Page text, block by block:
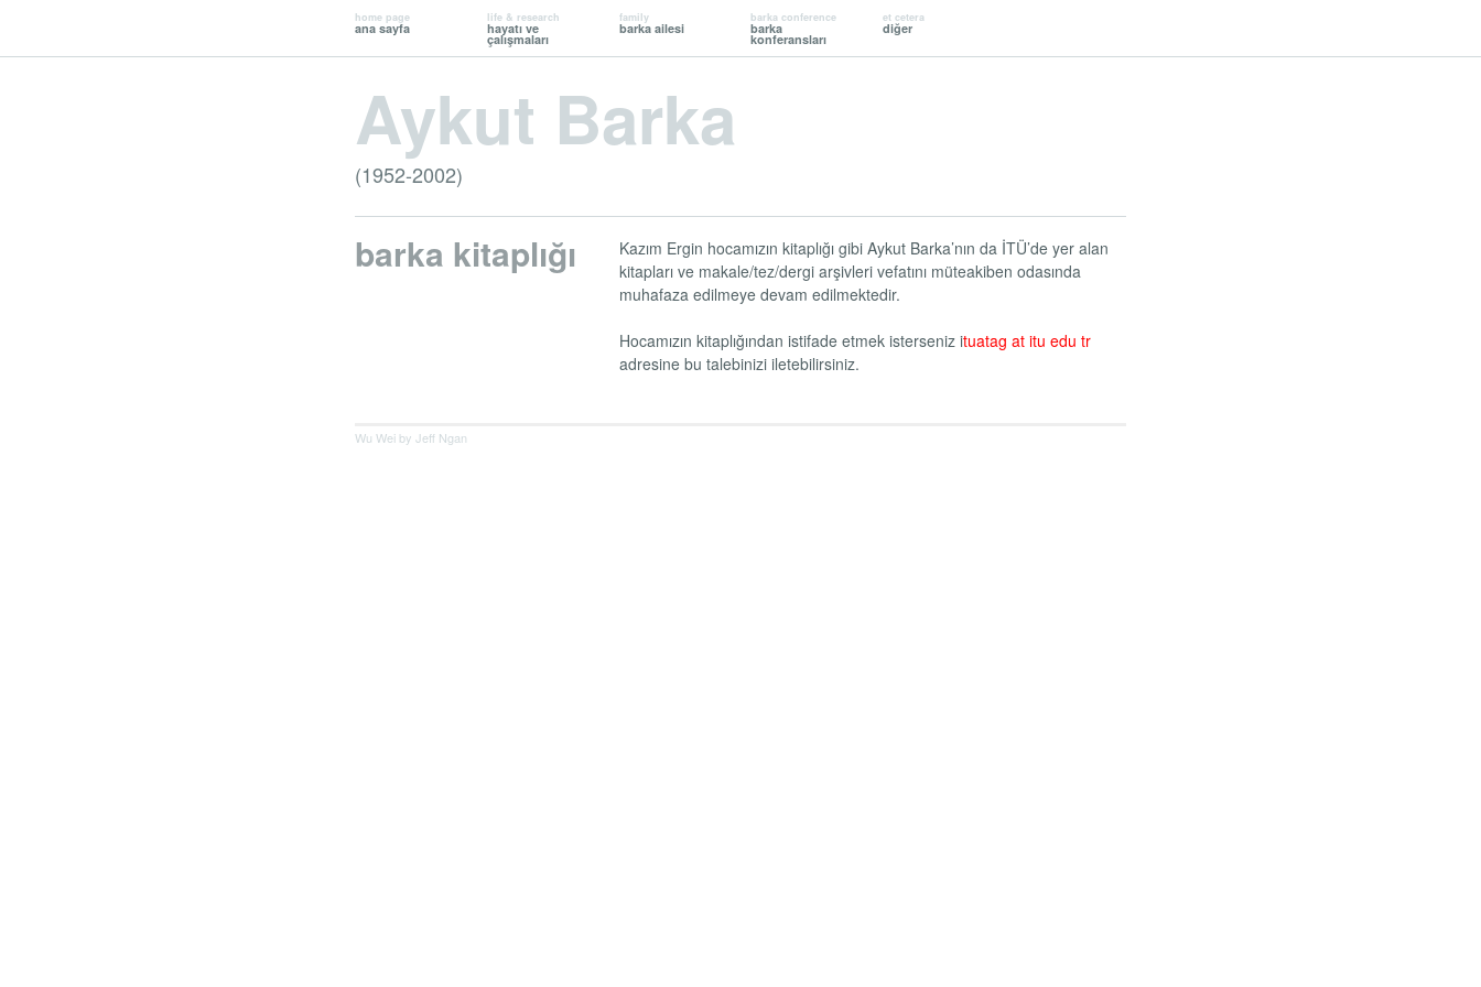
home page
ana sayfa
life & research
hayatı ve
çalışmaları
family
barka ailesi
barka conference
barka
konferansları
et cetera
diğer
Aykut Barka
(1952-2002)
barka kitaplığı
Kazım Ergin hocamızın kitaplığı gibi Aykut Barka’nın da İTÜ’de yer alan
kitapları ve makale/tez/dergi arşivleri vefatını müteakiben odasında
muhafaza edilmeye devam edilmektedir.
Hocamızın kitaplığından istifade etmek isterseniz ituatag at itu edu tr
adresine bu talebinizi iletebilirsiniz.
Wu Wei by Jeff Ngan